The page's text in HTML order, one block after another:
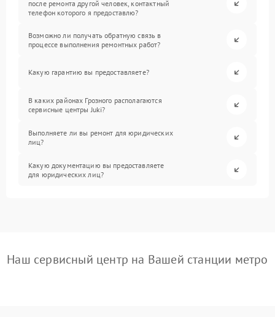
после ремонта другой человек, контактный
телефон которого я предоставлю?
Возможно ли получать обратную связь в
процессе выполнения ремонтных работ?
Какую гарантию вы предоставляете?
В каких районах Грозного располагаются
сервисные центры Juki?
Выполняете ли вы ремонт для юридических
лиц?
Какую документацию вы предоставляете
для юридических лиц?
Наш сервисный центр на Вашей станции метро